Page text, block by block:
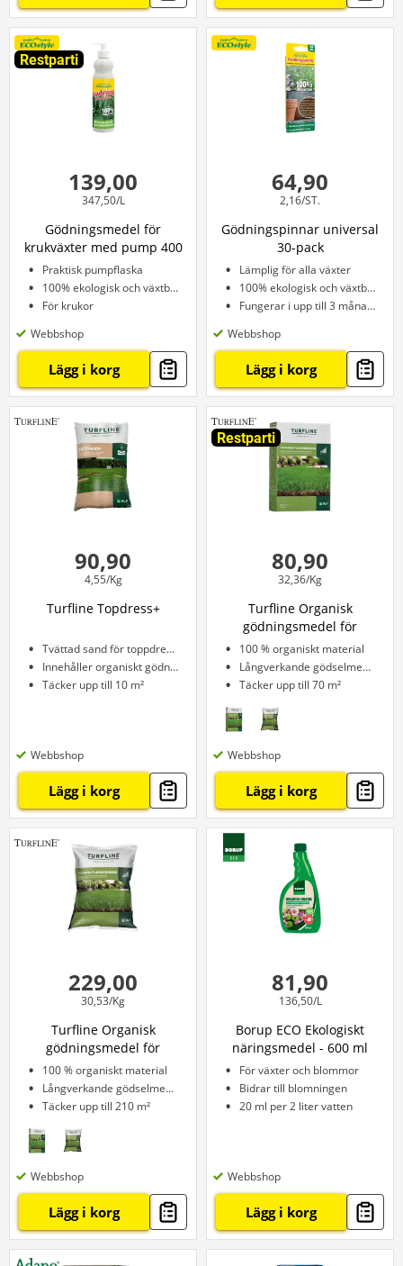
Restparti
139,00
347,50/L
Gödningsmedel för
krukväxter med pump 400
ml
Praktisk pumpflaska
100% ekologisk och växtbaserad
För krukor
Webbshop
Lägg i korg
64,90
2,16/ST.
Gödningspinnar universal
30-pack
Lämplig för alla växter
100% ekologisk och växtbaserad
Fungerar i upp till 3 månader
Webbshop
Lägg i korg
90,90
4,55/Kg
Turfline Topdress+
Tvättad sand för toppdressing
Innehåller organiskt gödningsmedel
Täcker upp till 10 m²
Webbshop
Lägg i korg
Restparti
80,90
32,36/Kg
Turfline Organisk
gödningsmedel för
gräsmattor – 2,5 kg
100 % organiskt material
Långverkande gödselmedel
Täcker upp till 70 m²
Webbshop
Lägg i korg
229,00
30,53/Kg
Turfline Organisk
gödningsmedel för
gräsmattor – 7,5 kg
100 % organiskt material
Långverkande gödselmedel
Täcker upp till 210 m²
Webbshop
Lägg i korg
81,90
136,50/L
Borup ECO Ekologiskt
näringsmedel - 600 ml
För växter och blommor
Bidrar till blomningen
20 ml per 2 liter vatten
Webbshop
Lägg i korg